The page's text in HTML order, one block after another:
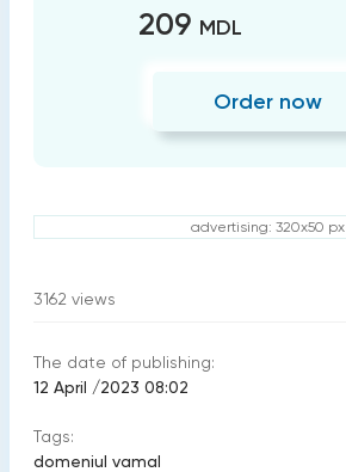
209 MDL
Order now
advertising: 320x50 px
3162 views
The date of publishing:
12 April /2023 08:02
Tags:
domeniul vamal